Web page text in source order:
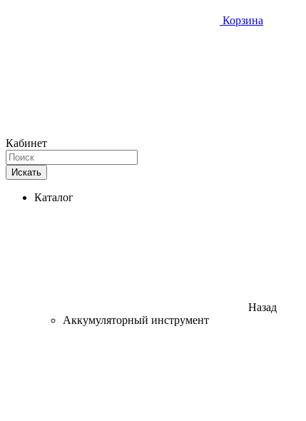
Корзина
Кабинет
Искать
Каталог
Назад
Аккумуляторный инструмент